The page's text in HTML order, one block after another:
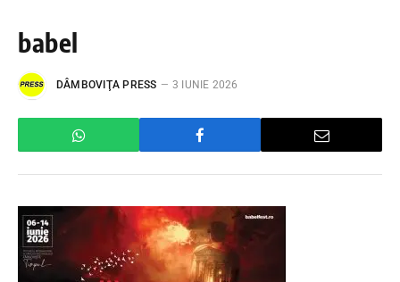
babel
DÂMBOVIŢA PRESS 3 IUNIE 2026